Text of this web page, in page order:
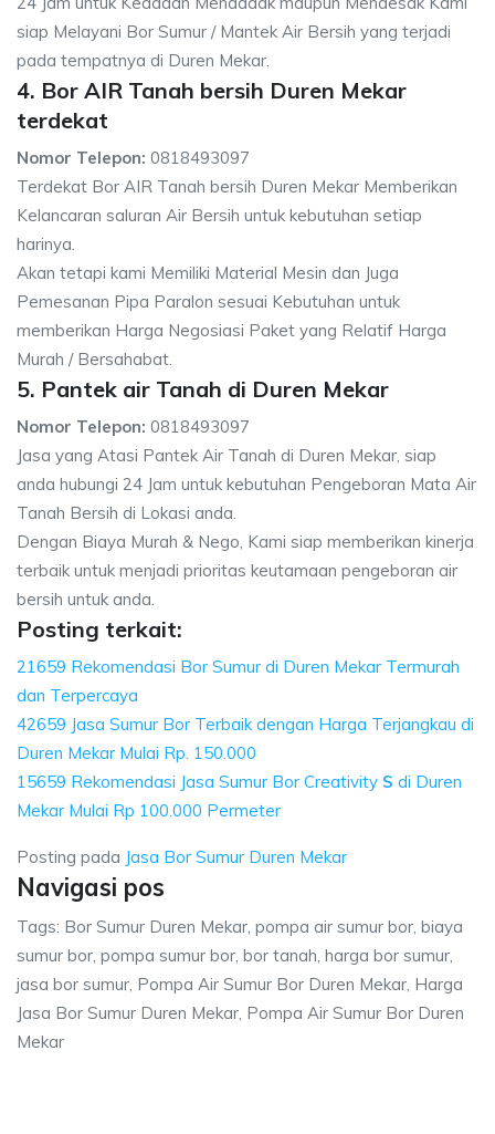
siap Melayani Bor Sumur / Mantek Air Bersih yang terjadi
pada tempatnya di Duren Mekar.
4. Bor AIR Tanah bersih Duren Mekar
terdekat
Nomor Telepon: 0818493097
Terdekat Bor AIR Tanah bersih Duren Mekar Memberikan
Kelancaran saluran Air Bersih untuk kebutuhan setiap
harinya.
Akan tetapi kami Memiliki Material Mesin dan Juga
Pemesanan Pipa Paralon sesuai Kebutuhan untuk
memberikan Harga Negosiasi Paket yang Relatif Harga
Murah / Bersahabat.
5. Pantek air Tanah di Duren Mekar
Nomor Telepon: 0818493097
Jasa yang Atasi Pantek Air Tanah di Duren Mekar, siap
anda hubungi 24 Jam untuk kebutuhan Pengeboran Mata Air
Tanah Bersih di Lokasi anda.
Dengan Biaya Murah & Nego, Kami siap memberikan kinerja
terbaik untuk menjadi prioritas keutamaan pengeboran air
bersih untuk anda.
Posting terkait:
21659 Rekomendasi Bor Sumur di Duren Mekar Termurah
dan Terpercaya
42659 Jasa Sumur Bor Terbaik dengan Harga Terjangkau di
Duren Mekar Mulai Rp. 150.000
15659 Rekomendasi Jasa Sumur Bor Creativity S di Duren
Mekar Mulai Rp 100.000 Permeter
Posting pada Jasa Bor Sumur Duren Mekar
Navigasi pos
Tags: Bor Sumur Duren Mekar, pompa air sumur bor, biaya
sumur bor, pompa sumur bor, bor tanah, harga bor sumur,
jasa bor sumur, Pompa Air Sumur Bor Duren Mekar, Harga
Jasa Bor Sumur Duren Mekar, Pompa Air Sumur Bor Duren
Mekar